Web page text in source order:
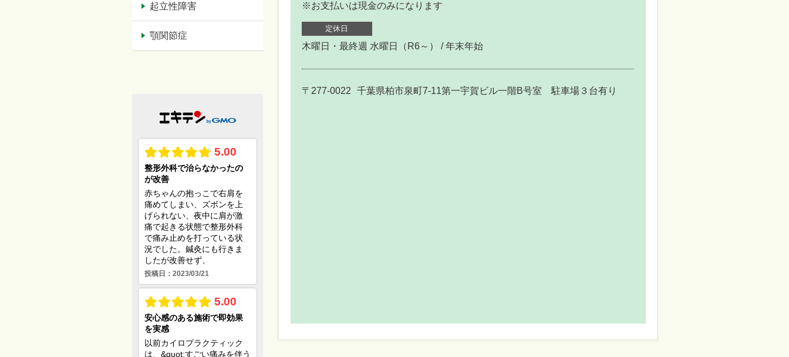
※お支払いは現金のみになります
定休日
木曜日・最終週 水曜日（R6～） / 年末年始
〒277-0022 千葉県柏市泉町7-11第一宇賀ビル一階B号室 駐車場３台有り
起立性障害
顎関節症